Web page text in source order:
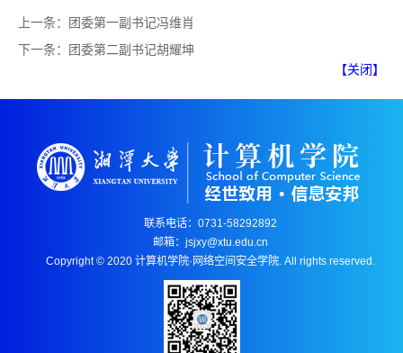
上一条：
团委第一副书记冯维肖
下一条：
团委第二副书记胡耀坤
【关闭】
联系电话：0731-58292892
邮箱：jsjxy@xtu.edu.cn
Copyright © 2020 计算机学院·网络空间安全学院. All rights reserved.